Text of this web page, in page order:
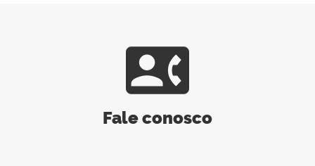
contact_phone
Fale conosco